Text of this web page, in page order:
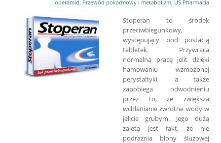
loperamid Przewód pokarmowy i metabolizm US Pharmacia
Stoperan to środek
przeciwbiegunkowy,
występujący pod postacią
tabletek. Przywraca
normalną pracę jelit dzięki
hamowaniu wzmożonej
perystaltyki, a także
zapobiega odwodnieniu
przez to, że zwiększa
wchłanianie zwrotne wody w
jelicie grubym. Jego dużą
zaletą jest fakt, że nie
podrażnia błony śluzowej